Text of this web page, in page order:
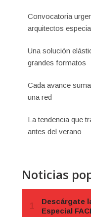
Convocatoria
arquitectos
Una solución
grandes formatos
Cada avance
una red
La tendencia que
antes del verano
Noticias